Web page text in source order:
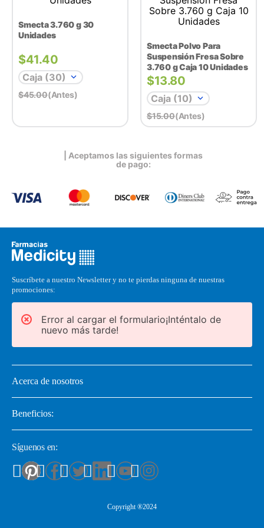
Smecta 3.760 g 30
Unidades
$41.40
Caja (30)
$45.00(antes)
Smecta Polvo Para
Suspensión Fresa Sobre
3.760 g Caja 10 Unidades
$13.80
Caja (10)
$15.00(antes)
| Aceptamos las siguientes formas
de pago:
Suscríbete a nuestro Newsletter y no te pierdas ninguna de nuestras
promociones:
Error al cargar el formulario¡Inténtalo de
nuevo más tarde!
Acerca de nosotros
Beneficios:
Síguenos en:
Copyright ®2024